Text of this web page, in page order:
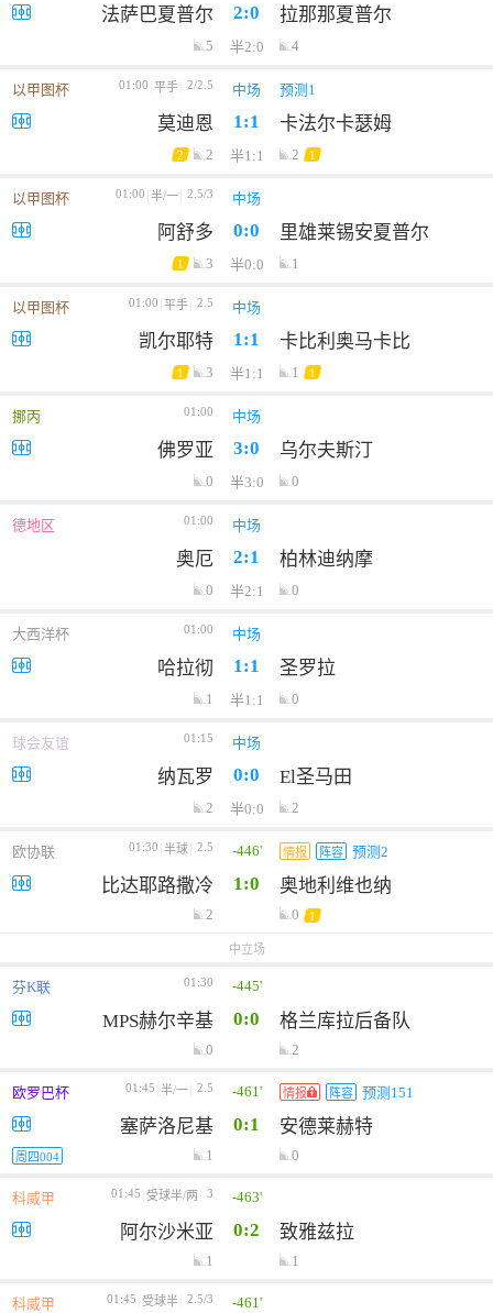
法萨巴夏普尔 2:0 拉那那夏普尔
5 半2:0 4
以甲图杯 01:00 平手 2/2.5 中场 预测1
莫迪恩 1:1 卡法尔卡瑟姆
2 2 半1:1 2 1
以甲图杯 01:00 半/一 2.5/3 中场
阿舒多 0:0 里雄莱锡安夏普尔
1 3 半0:0 1
以甲图杯 01:00 平手 2.5 中场
凯尔耶特 1:1 卡比利奥马卡比
1 3 半1:1 1 1
挪丙 01:00 中场
佛罗亚 3:0 乌尔夫斯汀
0 半3:0 0
德地区 01:00 中场
奥厄 2:1 柏林迪纳摩
0 半2:1 0
大西洋杯 01:00 中场
哈拉彻 1:1 圣罗拉
1 半1:1 0
球会友谊 01:15 中场
纳瓦罗 0:0 El圣马田
2 半0:0 2
欧协联 01:30 半球 2.5 -446' 情报 阵容 预测2
比达耶路撒冷 1:0 奥地利维也纳
2 0 1
中立场
芬K联 01:30 -445'
MPS赫尔辛基 0:0 格兰库拉后备队
0 2
欧罗巴杯 01:45 半/一 2.5 -461' 情报 阵容 预测151
塞萨洛尼基 0:1 安德莱赫特
周四004 1 0
科威甲 01:45 受球半/两 3 -463'
阿尔沙米亚 0:2 致雅兹拉
1 1
科威甲 01:45 受球半 2.5/3 -461'